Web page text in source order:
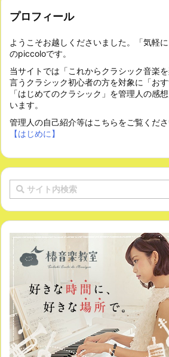
プロフィール
ようこそお越しくださいました。「気軽
のpiccoloです。
当サイトでは「これからクラシック音楽
言うクラシック初心者の方を対象に「おす
「はじめてのクラシック」を管理人の感
います。
管理人の自己紹介等はこちらをご覧くだ
【はじめに】